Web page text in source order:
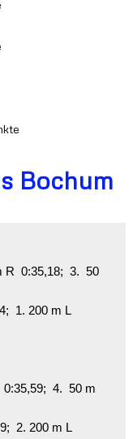
Bochum
R  0:35,18;  3.  50
4.  50 m